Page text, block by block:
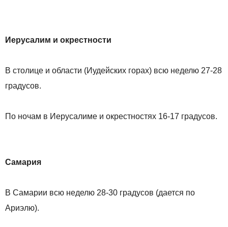
Иерусалим и окрестности
В столице и области (Иудейских горах) всю неделю 27-28
градусов.
По ночам в Иерусалиме и окрестностях 16-17 градусов.
Самария
В Самарии всю неделю 28-30 градусов (дается по
Ариэлю).